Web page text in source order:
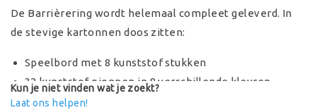
De Barrièrering wordt helemaal compleet geleverd. In
de stevige kartonnen doos zitten:
Speelbord met 8 kunststof stukken
32 kunststof pionnen in 8 verschillende kleuren
2 kaartenspellen
Kun je niet vinden wat je zoekt?
Laat ons helpen!